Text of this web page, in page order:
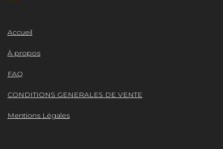
Accueil
À propos
FAQ
CONDITIONS GENERALES DE VENTE
Mentions Légales